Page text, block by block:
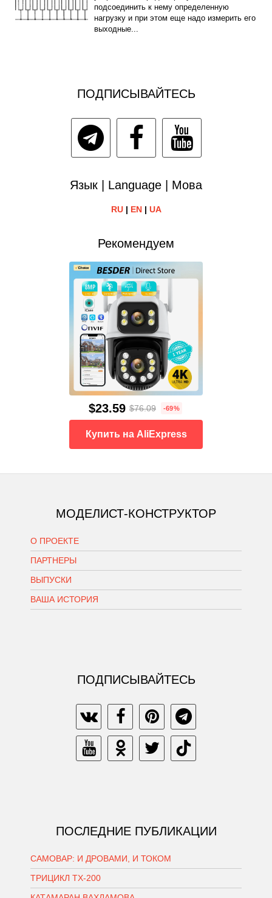
подсоединить к нему определенную
нагрузку и при этом еще надо измерить его
выходные...
ПОДПИСЫВАЙТЕСЬ
Язык | Language | Мова
RU| EN| UA
Рекомендуем
$23.59 $76.09 -69%
Купить на AliExpress
МОДЕЛИСТ-КОНСТРУКТОР
О ПРОЕКТЕ
ПАРТНЕРЫ
ВЫПУСКИ
ВАША ИСТОРИЯ
ПОДПИСЫВАЙТЕСЬ
ПОСЛЕДНИЕ ПУБЛИКАЦИИ
САМОВАР: И ДРОВАМИ, И ТОКОМ
ТРИЦИКЛ ТХ-200